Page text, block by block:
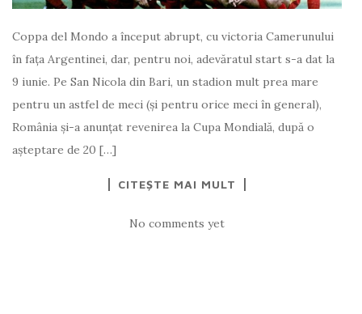
Coppa del Mondo a început abrupt, cu victoria Camerunului
în fața Argentinei, dar, pentru noi, adevăratul start s-a dat la
9 iunie. Pe San Nicola din Bari, un stadion mult prea mare
pentru un astfel de meci (şi pentru orice meci în general),
România şi-a anunţat revenirea la Cupa Mondială, după o
aşteptare de 20 […]
CITEȘTE MAI MULT
No comments yet